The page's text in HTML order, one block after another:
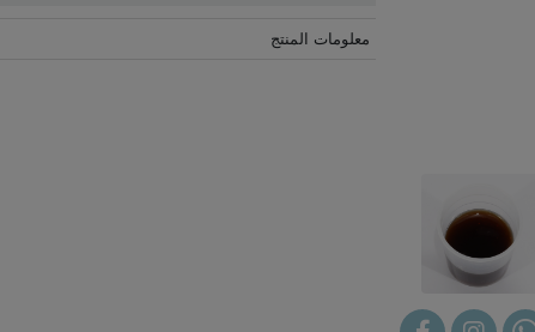
معلومات المنتج